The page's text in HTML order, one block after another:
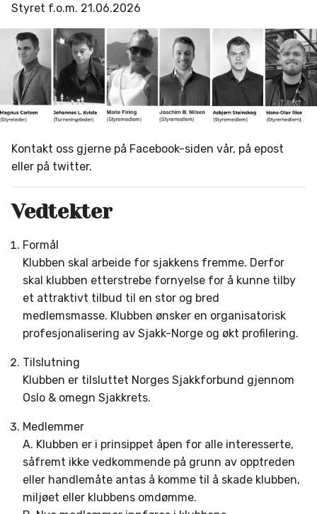
Styret f.o.m. 21.06.2026
Kontakt oss gjerne på Facebook-siden vår, på epost
eller på twitter.
Vedtekter
Formål
Klubben skal arbeide for sjakkens fremme. Derfor
skal klubben etterstrebe fornyelse for å kunne tilby
et attraktivt tilbud til en stor og bred
medlemsmasse. Klubben ønsker en organisatorisk
profesjonalisering av Sjakk-Norge og økt profilering.
Tilslutning
Klubben er tilsluttet Norges Sjakkforbund gjennom
Oslo & omegn Sjakkrets.
Medlemmer
A. Klubben er i prinsippet åpen for alle interesserte,
såfremt ikke vedkommende på grunn av opptreden
eller handlemåte antas å komme til å skade klubben,
miljøet eller klubbens omdømme.